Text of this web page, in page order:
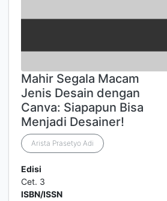
Mahir Segala Macam
Jenis Desain dengan
Canva: Siapapun Bisa
Menjadi Desainer!
Arista Prasetyo Adi
Edisi
Cet. 3
ISBN/ISSN